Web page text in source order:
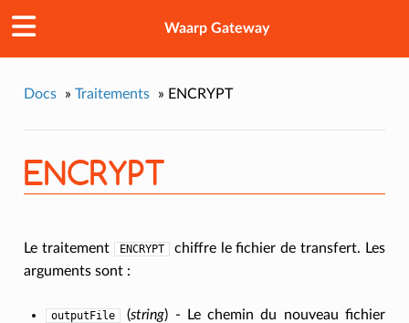
Waarp Gateway
Docs » Traitements » ENCRYPT
ENCRYPT
Le traitement ENCRYPT
chiffre le fichier de transfert. Les
arguments sont :
outputFile (string) - Le chemin du nouveau fichier